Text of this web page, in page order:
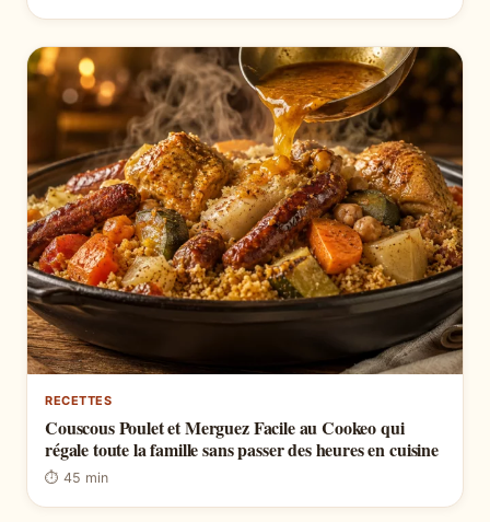
RECETTES
Couscous Poulet et Merguez Facile au Cookeo qui
régale toute la famille sans passer des heures en cuisine
⏱ 45 min